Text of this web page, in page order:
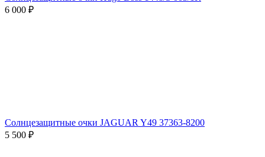
6 000 ₽
Солнцезащитные очки JAGUAR Y49 37363-8200
5 500 ₽